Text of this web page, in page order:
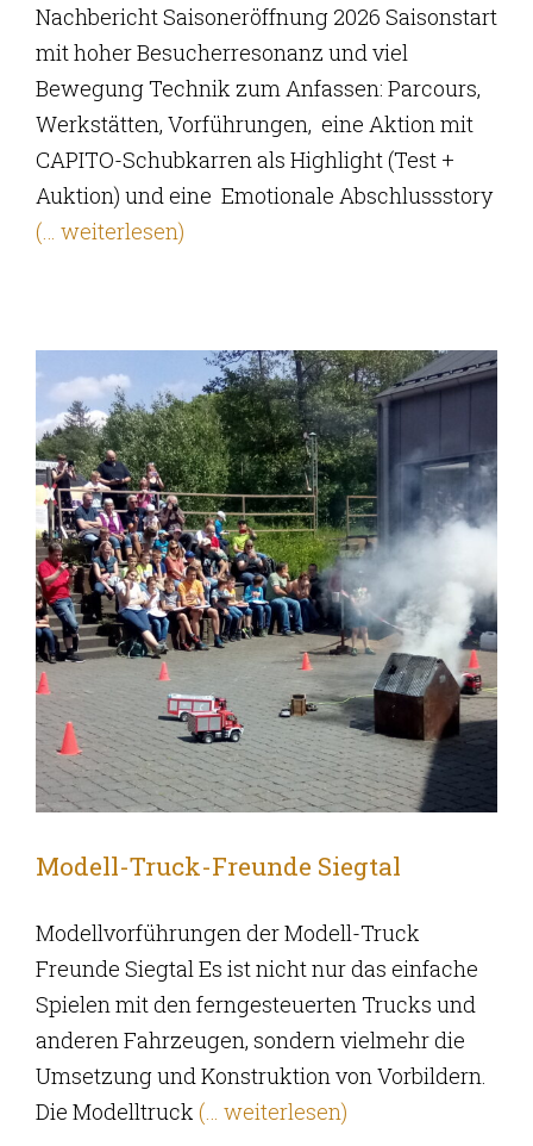
Nachbericht Saisoneröffnung 2026 Saisonstart
mit hoher Besucherresonanz und viel
Bewegung Technik zum Anfassen: Parcours,
Werkstätten, Vorführungen, eine Aktion mit
CAPITO-Schubkarren als Highlight (Test +
Auktion) und eine Emotionale Abschlussstory
(… weiterlesen)
Modell-Truck-Freunde Siegtal
Modellvorführungen der Modell-Truck
Freunde Siegtal Es ist nicht nur das einfache
Spielen mit den ferngesteuerten Trucks und
anderen Fahrzeugen, sondern vielmehr die
Umsetzung und Konstruktion von Vorbildern.
Die Modelltruck (… weiterlesen)